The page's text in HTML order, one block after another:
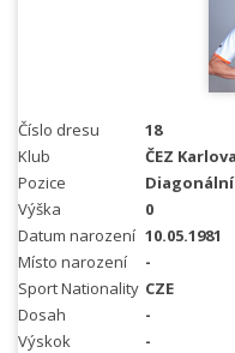
Číslo dresu
18
Klub
ČEZ
Pozice
Výška
0
Datum narození 10.05.1981
Místo narození
-
Sport Nationality CZE
Dosah
-
Výskok
-